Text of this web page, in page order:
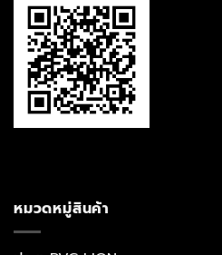
หมวดหมู่สินค้า